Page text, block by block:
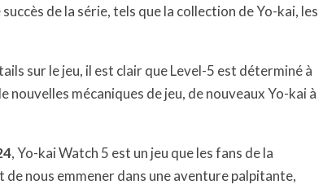
de la série, tels que la collection de Yo-kai, les
sur le jeu, il est clair que Level-5 est déterminé à
nouvelles mécaniques de jeu, de nouveaux Yo-kai à
, Yo-kai Watch 5 est un jeu que les fans de la
nous emmener dans une aventure palpitante,